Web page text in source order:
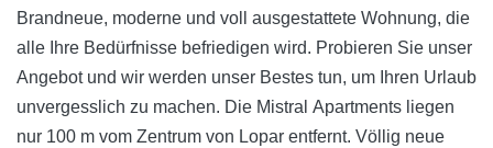
Brandneue, moderne und voll ausgestattete Wohnung, die
alle Ihre Bedürfnisse befriedigen wird. Probieren Sie unser
Angebot und wir werden unser Bestes tun, um Ihren Urlaub
unvergesslich zu machen. Die Mistral Apartments liegen
nur 100 m vom Zentrum von Lopar entfernt. Völlig neue